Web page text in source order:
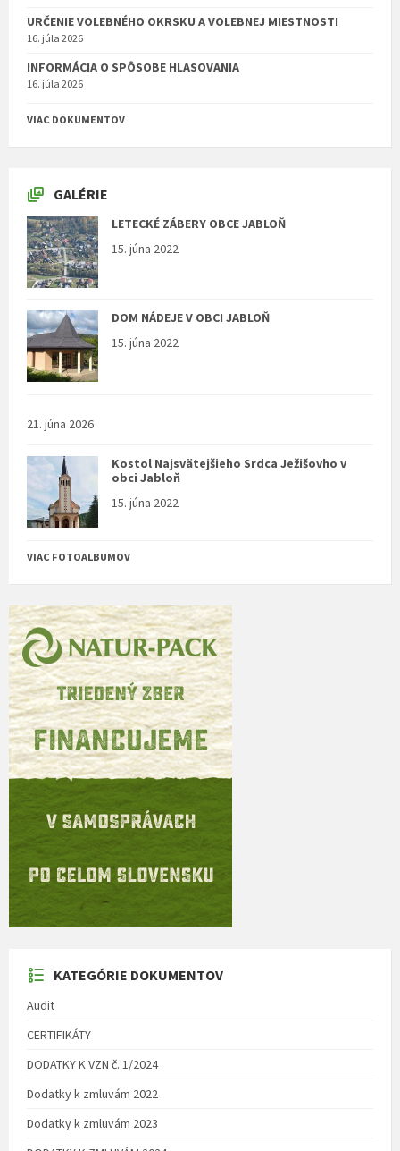
URČENIE VOLEBNÉHO OKRSKU A VOLEBNEJ MIESTNOSTI
16. júla 2026
INFORMÁCIA O SPÔSOBE HLASOVANIA
16. júla 2026
VIAC DOKUMENTOV
GALÉRIE
LETECKÉ ZÁBERY OBCE JABLOŇ
15. júna 2022
DOM NÁDEJE V OBCI JABLOŇ
15. júna 2022
21. júna 2026
Kostol Najsvätejšieho Srdca Ježišovho v
obci Jabloň
15. júna 2022
VIAC FOTOALBUMOV
KATEGÓRIE DOKUMENTOV
Audit
CERTIFIKÁTY
DODATKY K VZN č. 1/2024
Dodatky k zmluvám 2022
Dodatky k zmluvám 2023